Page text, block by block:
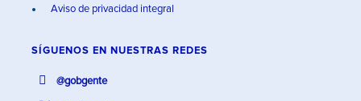
Aviso de privacidad integral
SÍGUENOS EN NUESTRAS REDES
@gobgente